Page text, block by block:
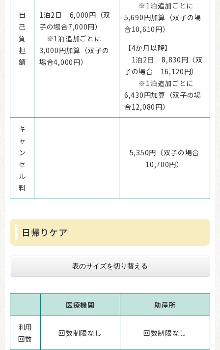
自
己
負
担
額
1泊2日 6,000円（双
子の場合7,000円）
※1泊追加ごとに
3,000円加算（双子の
場合4,000円）
※1泊追加ごとに
5,690円加算（双子の場
合10,610円）
【4か月以降】
1泊2日 8,830円（双
子の場合 16,120円）
※1泊追加ごとに
6,430円加算（双子の場
合12,080円）
キ
ャ
ン
セ
ル
料
5,350円（双子の場合
10,700円）
日帰りケア
表のサイズを切り替える
医療機関 助産所
利用
回数
回数制限なし ​回数制限なし